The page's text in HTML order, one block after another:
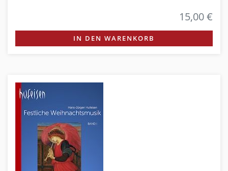
15,00 €
IN DEN WARENKORB